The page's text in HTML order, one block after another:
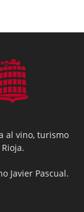
al vino, turismo
Javier Pascual.